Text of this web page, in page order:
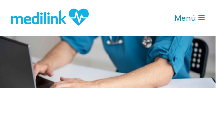
Novedades IA
Características
Planes
Menú